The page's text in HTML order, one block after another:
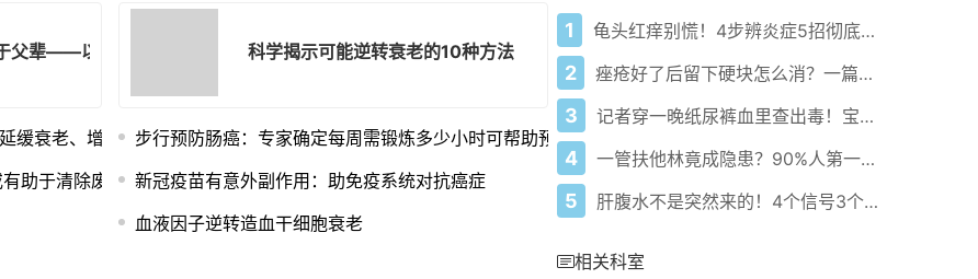
父辈——以及如何降低风险 科学揭示可能逆转衰老的10种方法
衰老、增强免疫力甚至帮助预防癌症
步行预防肠癌：专家确定每周需锻炼多少小时可帮助预防致命疾病，但需持之以恒
助于清除废物 新冠疫苗有意外副作用：助免疫系统对抗癌症
血液因子逆转造血干细胞衰老
1 龟头红痒别慌！4步辨炎症5招彻底防复发
2 痤疮好了后留下硬块怎么消？一篇给你讲明白！
3 记者穿一晚纸尿裤血里查出毒！宝宝血液浓度竟是成人的5倍？
4 一管扶他林竟成隐患？90%人第一步就错了！
5 肝腹水不是突然来的！4个信号3个管理要点别等肚子鼓起来
相关科室